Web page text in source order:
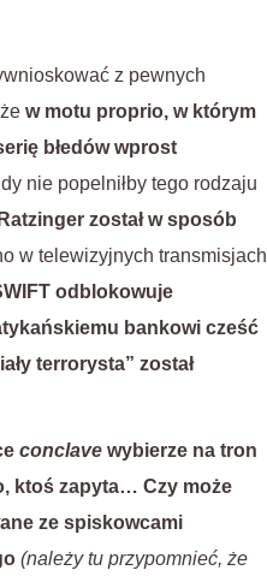
z pewnych
w motu proprio, w którym
błedów wprost
nie popelniłby tego rodzaju
został w sposób
w telewizyjnych transmisjach
odblokowuje
bankowi cześć
terrorysta” został
conclave wybierze na tron
ktoś zapyta… Czy może
ze spiskowcami
(należy tu przypomnieć, że